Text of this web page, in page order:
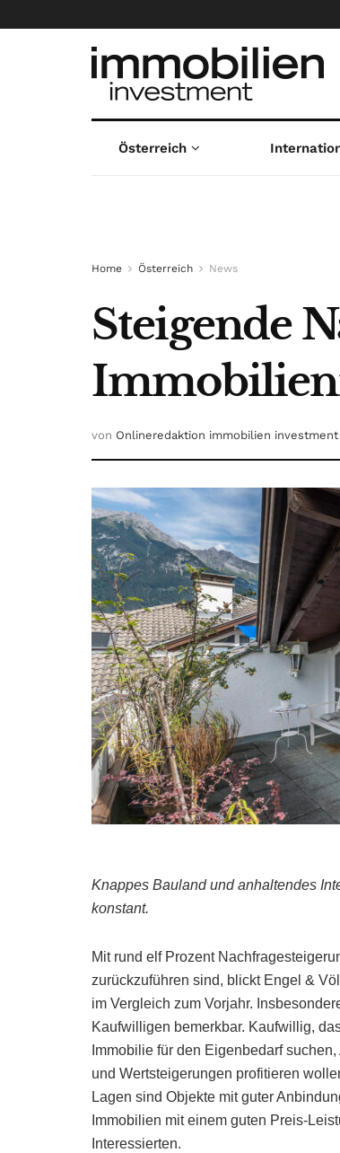
Österreich
Home Österreich News
Steigende
von Onlineredaktion immobilien investment
Knappes Bauland und anhaltendes
konstant.
Mit rund elf Prozent
zurückzuführen sind, blickt Engel &
im Vergleich zum Vorjahr.
Kaufwilligen bemerkbar. Kaufwillig,
Immobilie für den Eigenbedarf
und Wertsteigerungen profitieren
Lagen sind Objekte mit guter
Immobilien mit einem guten Preis-
Interessierten.